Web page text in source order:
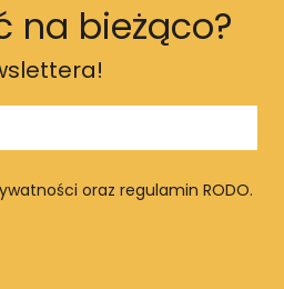
na bieżąco?
oraz regulamin RODO.